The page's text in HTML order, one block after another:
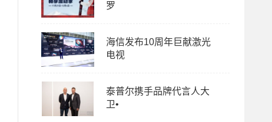
罗
海信发布10周年巨献激光
电视
泰普尔携手品牌代言人大
卫•